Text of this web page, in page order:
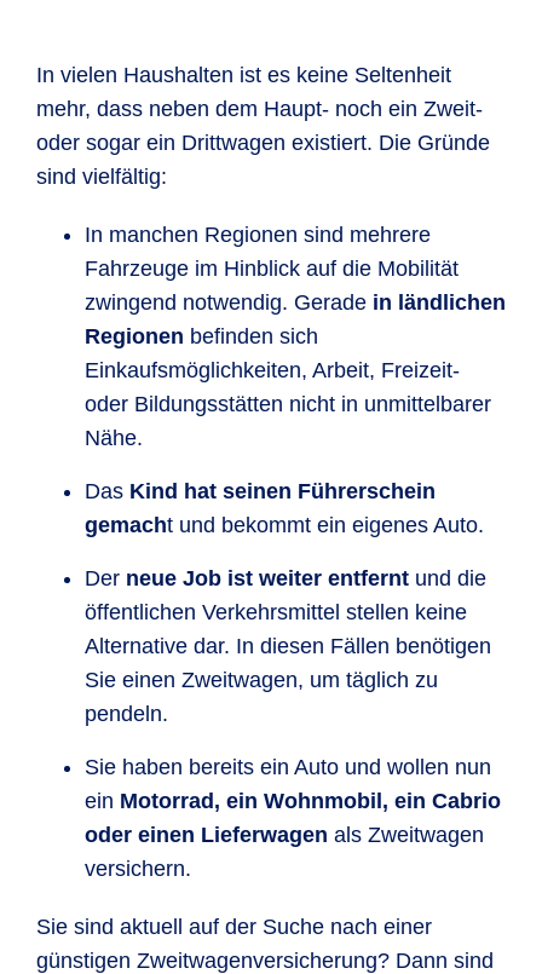
In vielen Haushalten ist es keine Seltenheit
mehr, dass neben dem Haupt- noch ein Zweit-
oder sogar ein Drittwagen existiert. Die Gründe
sind vielfältig:
In manchen Regionen sind mehrere
Fahrzeuge im Hinblick auf die Mobilität
zwingend notwendig. Gerade in ländlichen
Regionen befinden sich
Einkaufsmöglichkeiten, Arbeit, Freizeit-
oder Bildungsstätten nicht in unmittelbarer
Nähe.
Das Kind hat seinen Führerschein
gemacht und bekommt ein eigenes Auto.
Der neue Job ist weiter entfernt und die
öffentlichen Verkehrsmittel stellen keine
Alternative dar. In diesen Fällen benötigen
Sie einen Zweitwagen, um täglich zu
pendeln.
Sie haben bereits ein Auto und wollen nun
ein Motorrad, ein Wohnmobil, ein Cabrio
oder einen Lieferwagen als Zweitwagen
versichern.
Sie sind aktuell auf der Suche nach einer
günstigen Zweitwagenversicherung? Dann sind